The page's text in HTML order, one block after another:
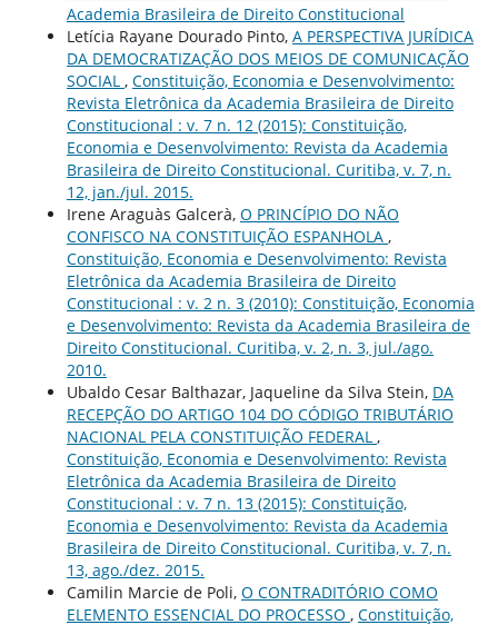
Academia Brasileira de Direito Constitucional
Letícia Rayane Dourado Pinto, A PERSPECTIVA JURÍDICA
DA DEMOCRATIZAÇÃO DOS MEIOS DE COMUNICAÇÃO
SOCIAL , Constituição, Economia e Desenvolvimento:
Revista Eletrônica da Academia Brasileira de Direito
Constitucional : v. 7 n. 12 (2015): Constituição,
Economia e Desenvolvimento: Revista da Academia
Brasileira de Direito Constitucional. Curitiba, v. 7, n.
12, jan./jul. 2015.
Irene Araguàs Galcerà, O PRINCÍPIO DO NÃO
CONFISCO NA CONSTITUIÇÃO ESPANHOLA ,
Constituição, Economia e Desenvolvimento: Revista
Eletrônica da Academia Brasileira de Direito
Constitucional : v. 2 n. 3 (2010): Constituição, Economia
e Desenvolvimento: Revista da Academia Brasileira de
Direito Constitucional. Curitiba, v. 2, n. 3, jul./ago.
2010.
Ubaldo Cesar Balthazar, Jaqueline da Silva Stein, DA
RECEPÇÃO DO ARTIGO 104 DO CÓDIGO TRIBUTÁRIO
NACIONAL PELA CONSTITUIÇÃO FEDERAL ,
Constituição, Economia e Desenvolvimento: Revista
Eletrônica da Academia Brasileira de Direito
Constitucional : v. 7 n. 13 (2015): Constituição,
Economia e Desenvolvimento: Revista da Academia
Brasileira de Direito Constitucional. Curitiba, v. 7, n.
13, ago./dez. 2015.
Camilin Marcie de Poli, O CONTRADITÓRIO COMO
ELEMENTO ESSENCIAL DO PROCESSO , Constituição,